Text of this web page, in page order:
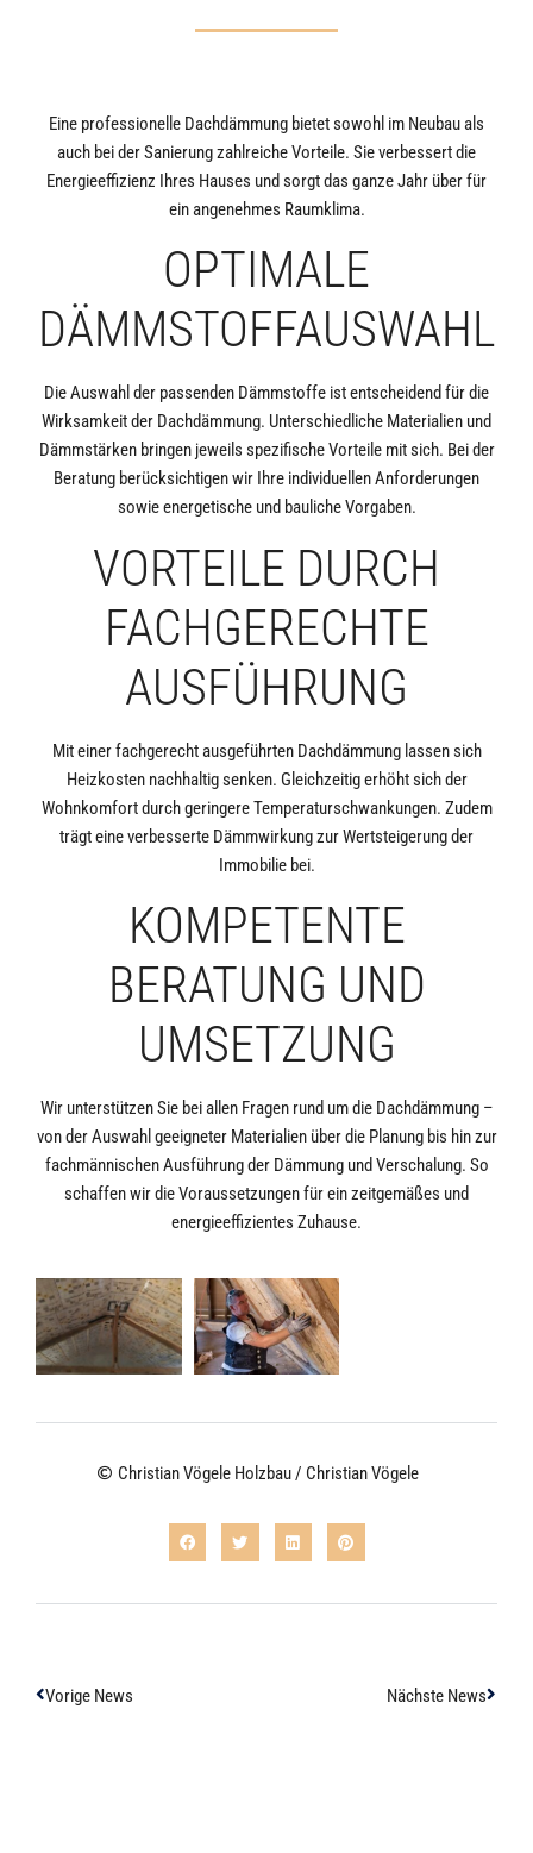
Eine professionelle Dachdämmung bietet sowohl im Neubau als
auch bei der Sanierung zahlreiche Vorteile. Sie verbessert die
Energieeffizienz Ihres Hauses und sorgt das ganze Jahr über für
ein angenehmes Raumklima.
OPTIMALE
DÄMMSTOFFAUSWAHL
Die Auswahl der passenden Dämmstoffe ist entscheidend für die
Wirksamkeit der Dachdämmung. Unterschiedliche Materialien und
Dämmstärken bringen jeweils spezifische Vorteile mit sich. Bei der
Beratung berücksichtigen wir Ihre individuellen Anforderungen
sowie energetische und bauliche Vorgaben.
VORTEILE DURCH
FACHGERECHTE
AUSFÜHRUNG
Mit einer fachgerecht ausgeführten Dachdämmung lassen sich
Heizkosten nachhaltig senken. Gleichzeitig erhöht sich der
Wohnkomfort durch geringere Temperaturschwankungen. Zudem
trägt eine verbesserte Dämmwirkung zur Wertsteigerung der
Immobilie bei.
KOMPETENTE
BERATUNG UND
UMSETZUNG
Wir unterstützen Sie bei allen Fragen rund um die Dachdämmung –
von der Auswahl geeigneter Materialien über die Planung bis hin zur
fachmännischen Ausführung der Dämmung und Verschalung. So
schaffen wir die Voraussetzungen für ein zeitgemäßes und
energieeffizientes Zuhause.
Christian Vögele Holzbau / Christian Vögele
Vorige News Nächste News